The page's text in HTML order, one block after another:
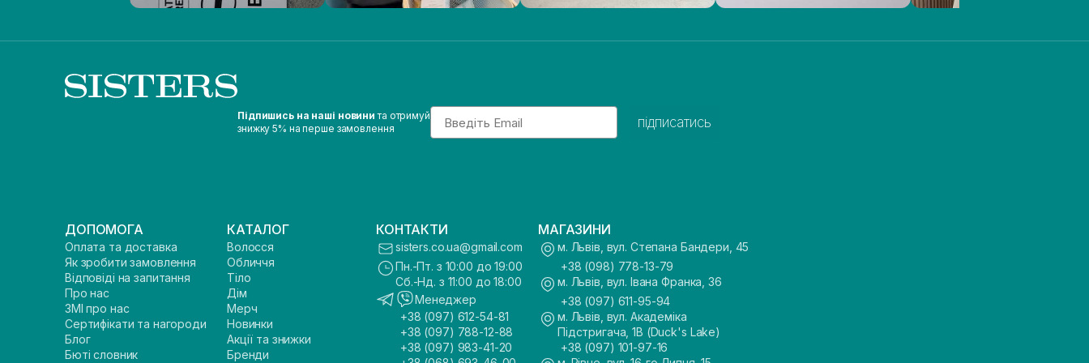
Підпишись на наші новини та отримуй
знижку 5% на перше замовлення
Email
підписатись
ДОПОМОГА
Оплата та доставка
Як зробити замовлення
Відповіді на запитання
Про нас
ЗМІ про нас
Сертифікати та нагороди
Блог
Бюті словник
КАТАЛОГ
Волосся
Обличчя
Тіло
Дім
Мерч
Новинки
Акції та знижки
Бренди
КОНТАКТИ
sisters.co.ua@gmail.com
Пн.-Пт. з 10:00 до 19:00
Сб.-Нд. з 11:00 до 18:00
Менеджер
+38 (097) 612-54-81
+38 (097) 788-12-88
+38 (097) 983-41-20
МАГАЗИНИ
м. Львів, вул. Степана Бандери, 45
+38 (098) 778-13-79
м. Львів, вул. Івана Франка, 36
+38 (097) 611-95-94
м. Львів, вул. Академіка
Підстригача, 1В (Duck's Lake)
+38 (097) 101-97-16